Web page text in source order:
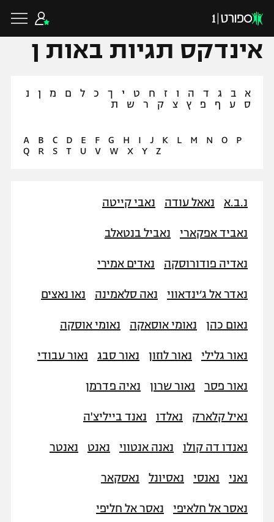
רץ ברשת
ברחבה
כדורגל ישראלי
ליגת העל
גביע הטוטו
ליגיונרים
גביע המדינה
נבחרת ישראל
בית"ר ירושלים
ליגה גרמנית
ליגה ספרדית
ליגה איטלקית
ליגה צרפתית
ליגה הולנדית
ליגה טורקית
ליגה סינית
ליגה ברזילאית
ליגות נוספות
כדורסל עולמי
NBA
יורוליג
יורוקאפ
אגרוף
ספורט אולימפי
UFC
אינדקס תגיות באות ן
א ב ג ד ה ו ז ח ט י ך כ ל ם מ ן
נ
ס
ע ף פ ץ צ ק ר ש ת
A B C D E F G H I J K L M N O
P
Q
R S T U V W X Y Z
נ.ב.א נאאל עודה נאבי קייטה
נאביד אפקארי נאביל בנטאלב
נאדיה פודורוסקה נאדים אמירי
נאדר אל ג׳ינדאווי נאה סלאמינה נאו נאצים
נאום כהן נאומי אוסאקה נאומי אוסקה
נאור גלילי נאור לוזון נאור סבג נאור עבודי
נאור פסר נאור שרון נאיה פדרמן
נאיל קלארק נאלדו נאנד בייליצ'ה
נאנדו דה קולו נאנה אנטווי נאנט נאנטר
נאני נאנסי נאסיונל נאסקאר
נאסר אל חלאיפי נאסר אל חליפי